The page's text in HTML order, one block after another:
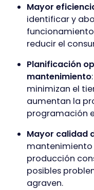
Mayor
identificar y
reducir el
Planificación
mantenimiento
minimizan el
aumentan la
programación
Mayor calidad
producción
posibles
agraven.